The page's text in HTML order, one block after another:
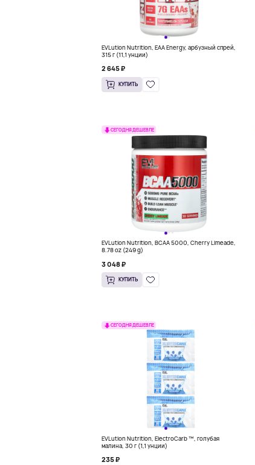
EVLution Nutrition, EAA Energy, арбузный спрей,
315 г (11,1 унции)
2 645 ₽
КУПИТЬ
СЕГОДНЯ ДЕШЕВЛЕ
EVLution Nutrition, BCAA 5000, Cherry Limeade,
8.78 oz (249 g)
3 048 ₽
КУПИТЬ
СЕГОДНЯ ДЕШЕВЛЕ
EVLution Nutrition, ElectroCarb ™, голубая
малина, 30 г (1,1 унции)
235 ₽